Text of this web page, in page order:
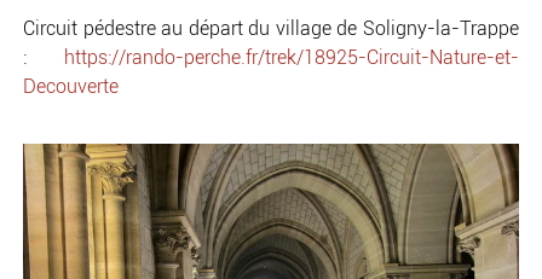
Circuit pédestre au départ du village de Soligny-la-Trappe
:
https://rando-perche.fr/trek/18925-Circuit-Nature-et-
Decouverte